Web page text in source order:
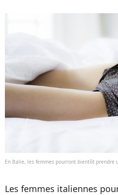
En Italie, les femmes pourront bientôt prendre
Les femmes italiennes